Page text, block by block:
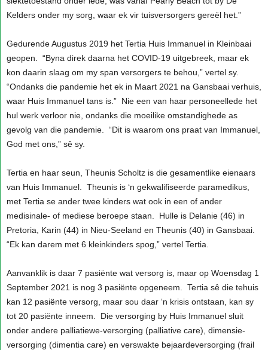
Kelders onder my sorg, waar ek vir tuisversorgers gereël het.”
Gedurende Augustus 2019 het Tertia Huis Immanuel in Kleinbaai
geopen. “Byna direk daarna het COVID-19 uitgebreek, maar ek
kon daarin slaag om my span versorgers te behou,” vertel sy.
“Ondanks die pandemie het ek in Maart 2021 na Gansbaai verhuis,
waar Huis Immanuel tans is.” Nie een van haar personeellede het
hul werk verloor nie, ondanks die moeilike omstandighede as
gevolg van die pandemie. “Dit is waarom ons praat van Immanuel,
God met ons,” sê sy.
Tertia en haar seun, Theunis Scholtz is die gesamentlike eienaars
van Huis Immanuel. Theunis is ‘n gekwalifiseerde paramedikus,
met Tertia se ander twee kinders wat ook in een of ander
medisinale- of mediese beroepe staan. Hulle is Delanie (46) in
Pretoria, Karin (44) in Nieu-Seeland en Theunis (40) in Gansbaai.
“Ek kan darem met 6 kleinkinders spog,” vertel Tertia.
Aanvanklik is daar 7 pasiënte wat versorg is, maar op Woensdag 1
September 2021 is nog 3 pasiënte opgeneem. Tertia sê die tehuis
kan 12 pasiënte versorg, maar sou daar ‘n krisis ontstaan, kan sy
tot 20 pasiënte inneem. Die versorging by Huis Immanuel sluit
onder andere palliatiewe-versorging (palliative care), dimensie-
versorging (dimentia care) en verswakte bejaardeversorging (frail